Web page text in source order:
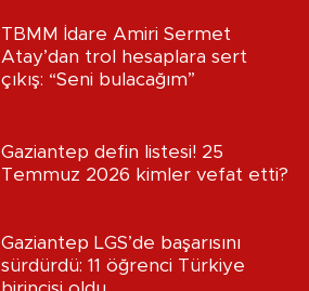
TBMM İdare Amiri Sermet
Atay’dan trol hesaplara sert
çıkış: “Seni bulacağım”
Gaziantep defin listesi! 25
Temmuz 2026 kimler vefat etti?
Gaziantep LGS’de başarısını
sürdürdü: 11 öğrenci Türkiye